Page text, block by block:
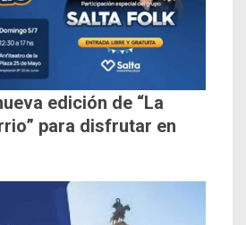
edición de “La
para disfrutar en